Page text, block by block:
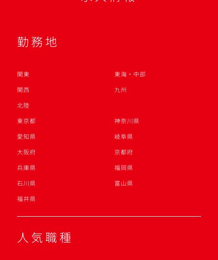
勤務地
関東
東海・中部
関西
九州
北陸
東京都
神奈川県
愛知県
岐阜県
大阪府
京都府
兵庫県
福岡県
石川県
富山県
福井県
人気職種